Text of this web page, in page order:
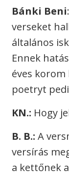
Bánki Beni
verseket
általános
Ennek
éves
poetryt
KN.: Hogy
B. B.: A
versírás
a kettőnek